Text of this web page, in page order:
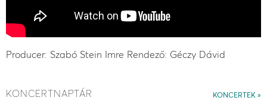
Producer: Szabó Stein Imre Rendező: Géczy Dávid
KONCERTEK
KONCERTNAPTÁR